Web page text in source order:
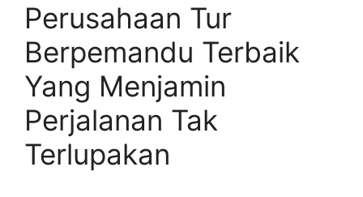
Perusahaan Tur
Berpemandu Terbaik
Yang Menjamin
Perjalanan Tak
Terlupakan